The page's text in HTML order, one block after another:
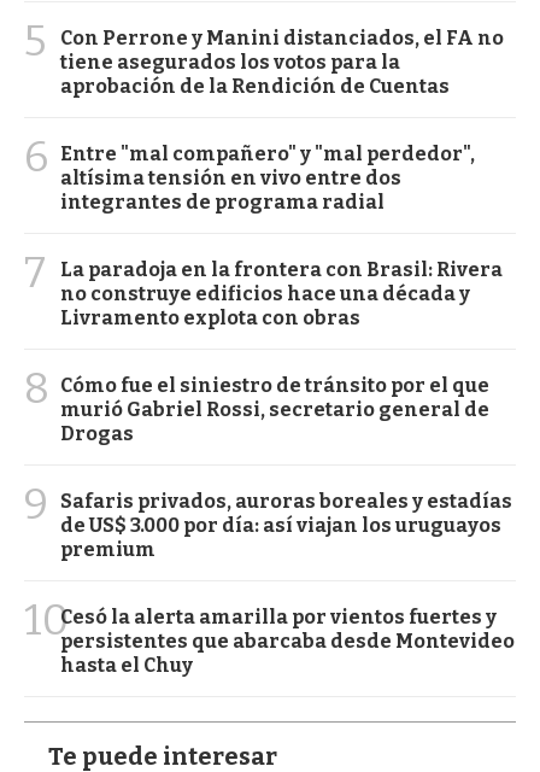
5
Con Perrone y Manini distanciados, el FA no
tiene asegurados los votos para la
aprobación de la Rendición de Cuentas
6
Entre "mal compañero" y "mal perdedor",
altísima tensión en vivo entre dos
integrantes de programa radial
7
La paradoja en la frontera con Brasil: Rivera
no construye edificios hace una década y
Livramento explota con obras
8
Cómo fue el siniestro de tránsito por el que
murió Gabriel Rossi, secretario general de
Drogas
9
Safaris privados, auroras boreales y estadías
de US$ 3.000 por día: así viajan los uruguayos
premium
10Cesó la alerta amarilla por vientos fuertes y
persistentes que abarcaba desde Montevideo
hasta el Chuy
Te puede interesar